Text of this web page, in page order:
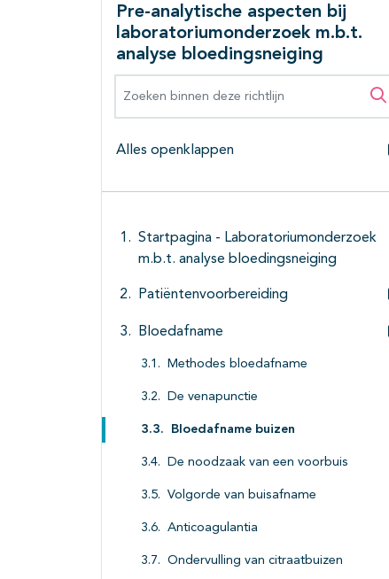
Pre-analytische aspecten bij
laboratoriumonderzoek m.b.t.
analyse bloedingsneiging
Alles openklappen
Startpagina - Laboratoriumonderzoek
m.b.t. analyse bloedingsneiging
Patiëntenvoorbereiding
Bloedafname
Methodes bloedafname
De venapunctie
Bloedafname buizen
De noodzaak van een voorbuis
Volgorde van buisafname
Anticoagulantia
Ondervulling van citraatbuizen